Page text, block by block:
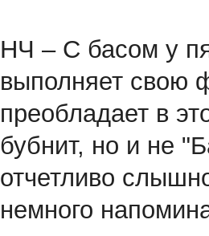
НЧ – С басом у
выполняет свою
преобладает в
бубнит, но и не
отчетливо
немного